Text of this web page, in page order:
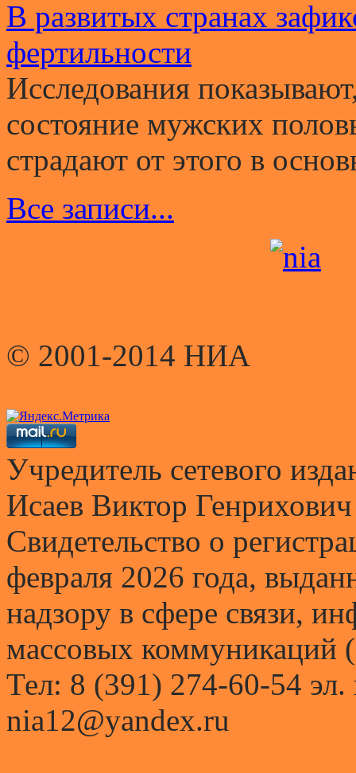
В развитых странах
фертильности
Исследования
состояние мужских
страдают от этого в
Все записи...
© 2001-2014 НИА
Учредитель сетевого
Исаев Виктор Генрихович
Свидетельство о
февраля 2026 года,
надзору в сфере связи,
массовых коммуникаций
Тел: 8 (391) 274-60-54 эл.
nia12@yandex.ru